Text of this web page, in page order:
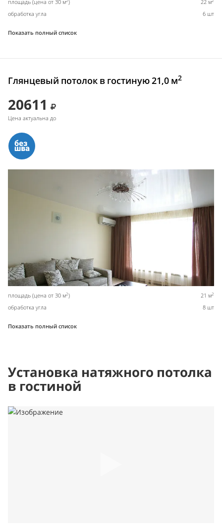
площадь (цена от 30 м ) 22 м
обработка угла 6 шт
Показать полный список
Глянцевый потолок в гостиную 21,0 м2
20611
Цена актуальна до
площадь (цена от 30 м2) 21 м2
обработка угла 8 шт
Показать полный список
Установка натяжного потолка
в гостиной